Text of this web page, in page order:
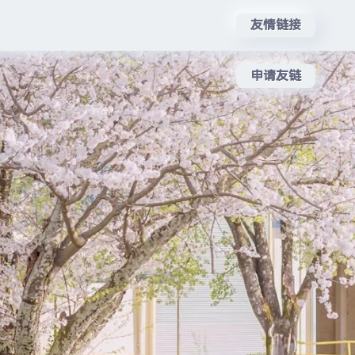
友情链接
申请友链